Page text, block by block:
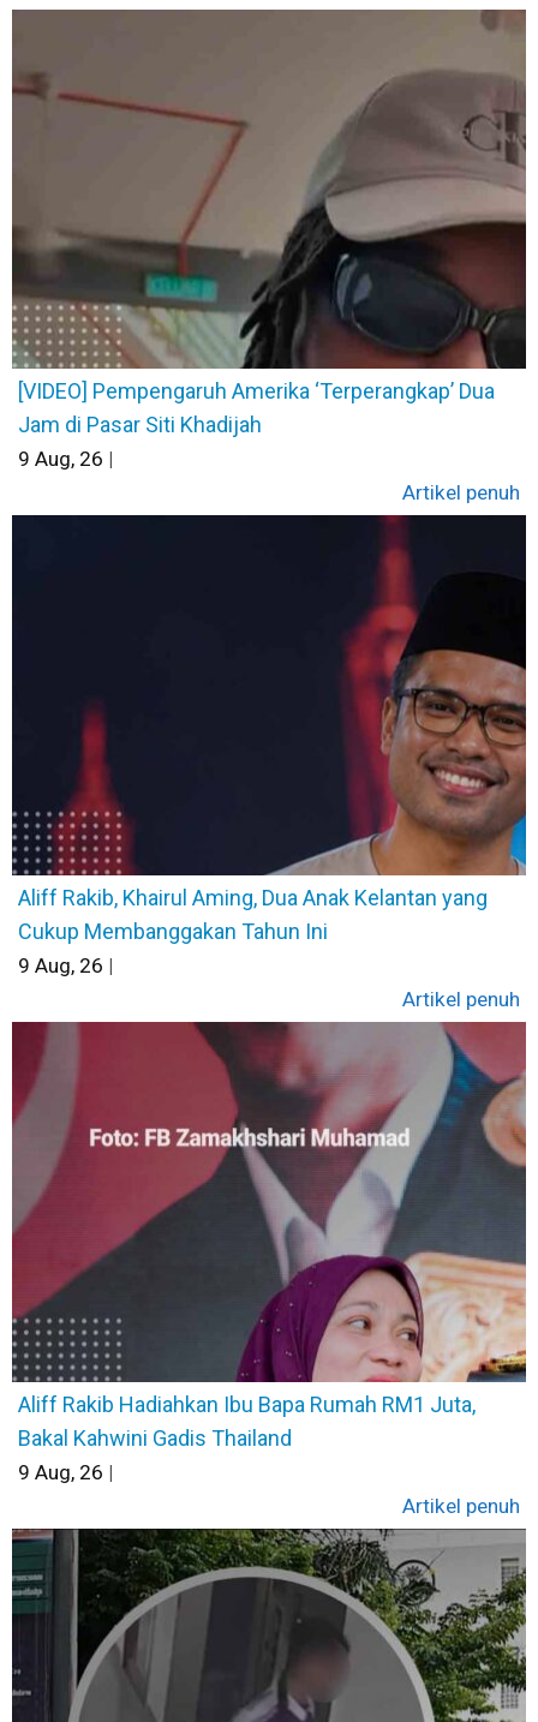
[VIDEO] Pempengaruh Amerika ‘Terperangkap’ Dua
Jam di Pasar Siti Khadijah
9 Aug, 26 |
Artikel penuh
Aliff Rakib, Khairul Aming, Dua Anak Kelantan yang
Cukup Membanggakan Tahun Ini
9 Aug, 26 |
Artikel penuh
Aliff Rakib Hadiahkan Ibu Bapa Rumah RM1 Juta,
Bakal Kahwini Gadis Thailand
9 Aug, 26 |
Artikel penuh